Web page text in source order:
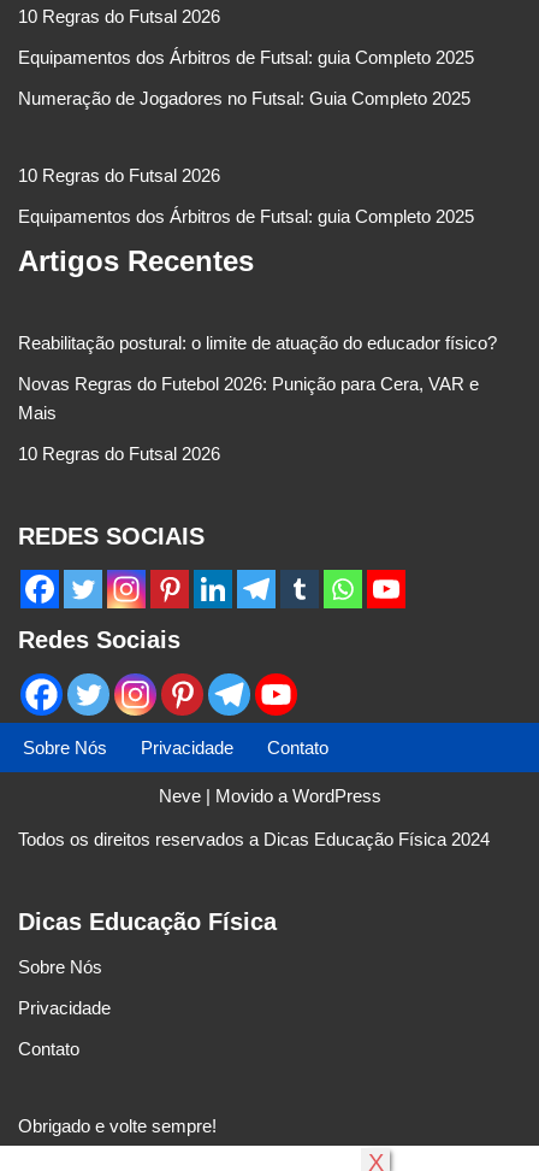
10 Regras do Futsal 2026
Equipamentos dos Árbitros de Futsal: guia Completo 2025
Numeração de Jogadores no Futsal: Guia Completo 2025
10 Regras do Futsal 2026
Equipamentos dos Árbitros de Futsal: guia Completo 2025
Artigos Recentes
Reabilitação postural: o limite de atuação do educador físico?
Novas Regras do Futebol 2026: Punição para Cera, VAR e
Mais
10 Regras do Futsal 2026
REDES SOCIAIS
Redes Sociais
Sobre Nós Privacidade Contato
Neve| Movido a WordPress
Todos os direitos reservados a Dicas Educação Física 2024
Dicas Educação Física
Sobre Nós
Privacidade
Contato
Obrigado e volte sempre!
X